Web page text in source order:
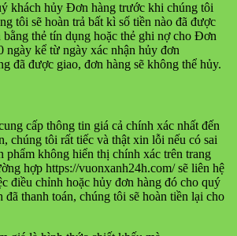
khách hủy Đơn hàng trước khi chúng tôi
tôi sẽ hoàn trả bất kì số tiền nào đã được
thẻ tín dụng hoặc thẻ ghi nợ cho Đơn
ngày kể từ ngày xác nhận hủy đơn
đã được giao, đơn hàng sẽ không thể hủy.
cấp thông tin giá cả chính xác nhất đến
chúng tôi rất tiếc và thật xin lỗi nếu có sai
phẩm không hiển thị chính xác trên trang
hợp https://vuonxanh24h.com/ sẽ liên hệ
điều chỉnh hoặc hủy đơn hàng đó cho quý
thanh toán, chúng tôi sẽ hoàn tiền lại cho